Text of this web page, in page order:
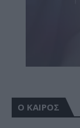
Ο ΚΑΙΡΟΣ